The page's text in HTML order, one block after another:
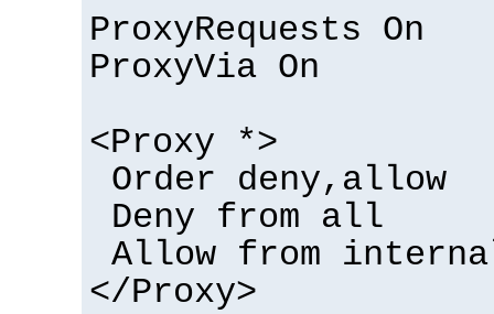
ProxyRequests On
ProxyVia On
<Proxy *>
Order deny,allow
Deny from all
Allow from
</Proxy>